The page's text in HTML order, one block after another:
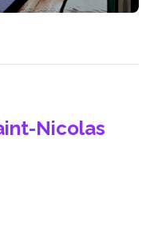
Nicolas